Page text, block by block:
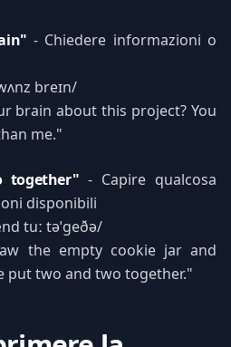
- Chiedere informazioni o
breɪn/
brain about this project? You
me."
together" - Capire qualcosa
disponibili
tuː təˈɡeðə/
the empty cookie jar and
put two and two together."